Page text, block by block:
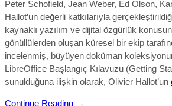
Peter Schofield, Jean Weber, Ed Olson,
Hallot’un değerli katkılarıyla gerçekleştirildi
kaynaklı yazılım ve dijital özgürlük
gönüllülerden oluşan küresel bir ekip
incelenmiş, büyüyen doküman
LibreOffice Başlangıç Kılavuzu (Getting
sunulduğuna ilişkin olarak, Olivier Hallot’un
Continue Reading →